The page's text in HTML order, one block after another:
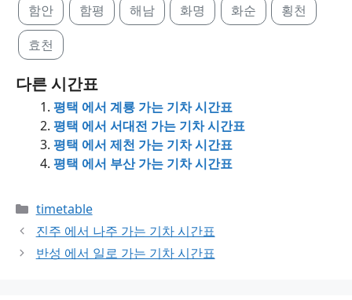
함안 함평 해남 화명 화순 횡천
효천
다른 시간표
평택 에서 계룡 가는 기차 시간표
평택 에서 서대전 가는 기차 시간표
평택 에서 제천 가는 기차 시간표
평택 에서 부산 가는 기차 시간표
Categories
timetable
진주 에서 나주 가는 기차 시간표
반성 에서 일로 가는 기차 시간표